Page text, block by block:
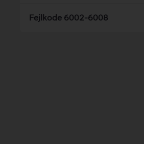
Fejlkode 6002-6008